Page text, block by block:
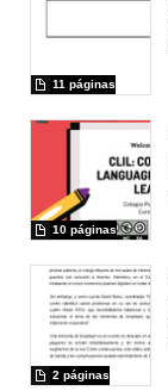
11 páginas
10 páginas
2 páginas